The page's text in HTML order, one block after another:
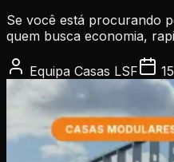
Se você está procurando
quem busca economia,
Equipa Casas LSF